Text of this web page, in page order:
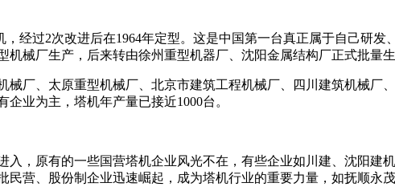
经过2次改进后在1964年定型。这是中国第一台真正属于自己研发
械厂生产，后来转由徐州重型机器厂、沈阳金属结构厂正式批量生
厂、太原重型机械厂、北京市建筑工程机械厂、四川建筑机械厂
业为主，塔机年产量已接近1000台。
，原有的一些国营塔机企业风光不在，有些企业如川建、沈阳建
营、股份制企业迅速崛起，成为塔机行业的重要力量，如抚顺永